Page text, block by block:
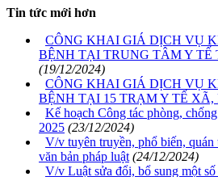
Tin tức mới hơn
CÔNG KHAI GIÁ DỊCH VỤ
BỆNH TẠI TRUNG TÂM Y TẾ
(19/12/2024)
CÔNG KHAI GIÁ DỊCH VỤ
BỆNH TẠI 15 TRẠM Y TẾ XÃ,
Kế hoạch Công tác phòng,
2025 (23/12/2024)
V/v tuyên truyền, phổ biến,
văn bản pháp luật (24/12/2024)
V/v Luật sửa đổi, bổ sung một